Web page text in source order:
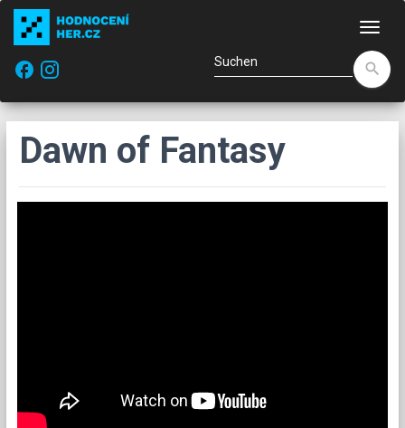
facebook
search
Dawn of Fantasy